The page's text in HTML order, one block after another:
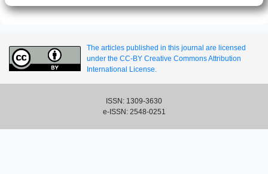
The articles published in this journal are licensed
under the CC-BY Creative Commons Attribution
International License.
ISSN: 1309-3630
e-ISSN: 2548-0251